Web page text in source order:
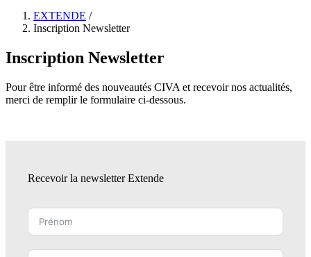
EXTENDE /
Inscription Newsletter
Inscription Newsletter
Pour être informé des nouveautés CIVA et recevoir nos actualités,
merci de remplir le formulaire ci-dessous.
Recevoir la newsletter Extende